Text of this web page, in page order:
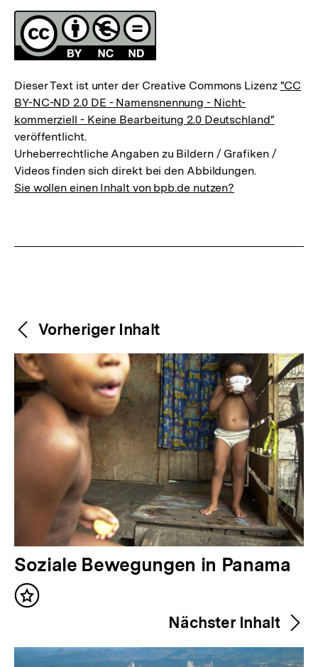
Fussnoten
Lizenz
Dieser Text ist unter der Creative Commons Lizenz "CC
BY-NC-ND 2.0 DE - Namensnennung - Nicht-
kommerziell - Keine Bearbeitung 2.0 Deutschland"
veröffentlicht.
Urheberrechtliche Angaben zu Bildern / Grafiken /
Videos finden sich direkt bei den Abbildungen.
Sie wollen einen Inhalt von bpb.de nutzen?
Weitere
Inhalte
Content-
Navigation
Vorheriger Inhalt
V
o
r
e
Soziale Bewegungen in Panama
Inhalt
Nächster Inhalt